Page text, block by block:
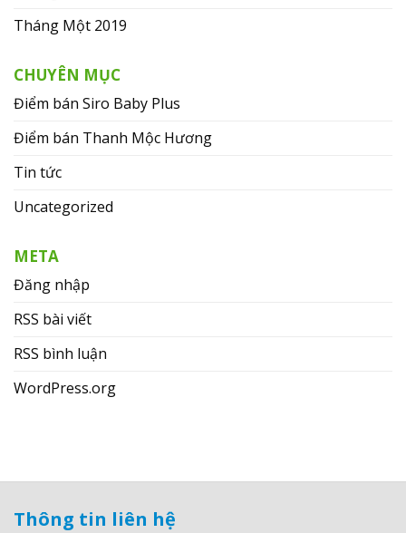
Tháng Một 2019
CHUYÊN MỤC
Điểm bán Siro Baby Plus
Điểm bán Thanh Mộc Hương
Tin tức
Uncategorized
META
Đăng nhập
RSS bài viết
RSS bình luận
WordPress.org
Thông tin liên hệ